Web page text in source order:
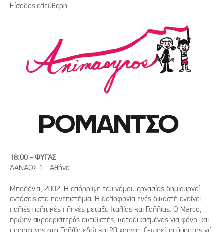
Είσοδος ελεύθερη.
18:00 - ΦΥΓΑΣ
ΔΑΝΑΟΣ 1 - Αθήνα
Μπολόνια, 2002. Η απόρριψη του νόμου εργασίας δημιουργεί
εντάσεις στα πανεπιστήμια. Η δολοφονία ενός δικαστή ανοίγει
παλιές πολιτικές πληγές μεταξύ Ιταλίας και Γαλλίας. O Marco,
πρώην ακροαριστερός ακτιβιστής, καταδικασμένος για φόνο και
πρόσφυγας στη Γαλλία εδώ και 20 χρόνια, θεωρείται ύποπτος γι’